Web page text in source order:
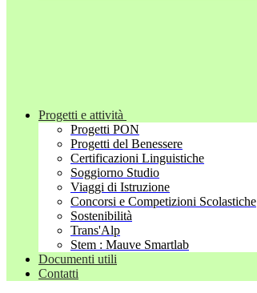
Progetti e attività
Progetti PON
Progetti del Benessere
Certificazioni Linguistiche
Soggiorno Studio
Viaggi di Istruzione
Concorsi e Competizioni Scolastiche
Sostenibilità
Trans'Alp
Stem : Mauve Smartlab
Documenti utili
Contatti